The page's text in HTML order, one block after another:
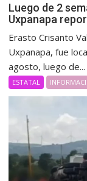
Luego de 2
Uxpanapa
Erasto Crisanto
Uxpanapa, fue
agosto, luego de...
ESTATAL